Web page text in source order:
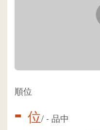
順位
- 位/- 品中